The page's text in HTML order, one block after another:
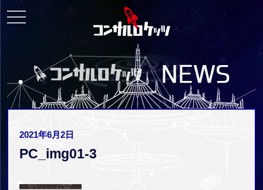
toggle
navigation
2021年6月2日
PC_img01-3